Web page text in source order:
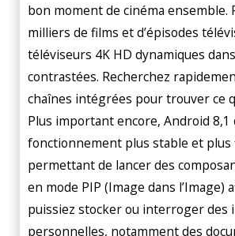
bon moment de cinéma ensemble.
milliers de films et d’épisodes
téléviseurs 4K HD dynamiques
contrastées. Recherchez
chaînes intégrées pour trouver ce
Plus important encore, Android 8,1
fonctionnement plus stable et plus
permettant de lancer des
en mode PIP (Image dans l’Image)
puissiez stocker ou interroger des
personnelles, notamment des